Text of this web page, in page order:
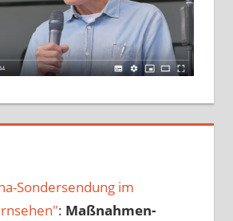
Sondersendung im
: Maßnahmen-